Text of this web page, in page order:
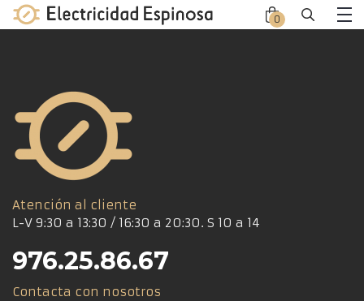
Skip
to
0
Atención al cliente
L-V 9:30 a 13:30 / 16:30 a 20:30. S 10 a 14
976.25.86.67
Contacta con nosotros
Close
Close